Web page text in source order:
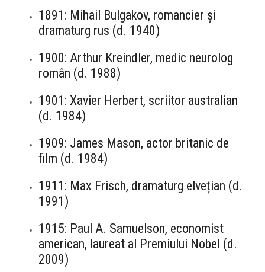
1891: Mihail Bulgakov, romancier și
dramaturg rus (d. 1940)
1900: Arthur Kreindler, medic neurolog
român (d. 1988)
1901: Xavier Herbert, scriitor australian
(d. 1984)
1909: James Mason, actor britanic de
film (d. 1984)
1911: Max Frisch, dramaturg elvețian (d.
1991)
1915: Paul A. Samuelson, economist
american, laureat al Premiului Nobel (d.
2009)